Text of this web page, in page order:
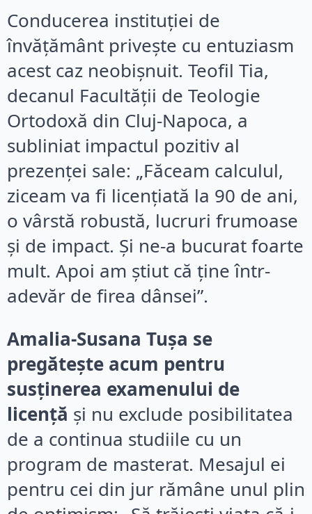
Conducerea instituției de
învățământ privește cu entuziasm
acest caz neobișnuit. Teofil Tia,
decanul Facultății de Teologie
Ortodoxă din Cluj-Napoca, a
subliniat impactul pozitiv al
prezenței sale: „Făceam calculul,
ziceam va fi licențiată la 90 de ani,
o vârstă robustă, lucruri frumoase
și de impact. Și ne-a bucurat foarte
mult. Apoi am știut că ține într-
adevăr de firea dânsei”.
Amalia-Susana Tușa se
pregătește acum pentru
susținerea examenului de
licență și nu exclude posibilitatea
de a continua studiile cu un
program de masterat. Mesajul ei
pentru cei din jur rămâne unul plin